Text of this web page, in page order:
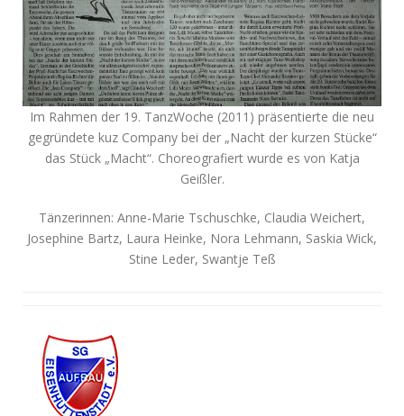
Im Rahmen der 19. TanzWoche (2011) präsentierte die neu
gegründete kuz Company bei der „Nacht der kurzen Stücke“
das Stück „Macht“. Choreografiert wurde es von Katja
Geißler.
Tänzerinnen: Anne-Marie Tschuschke, Claudia Weichert,
Josephine Bartz, Laura Heinke, Nora Lehmann, Saskia Wick,
Stine Leder, Swantje Teß